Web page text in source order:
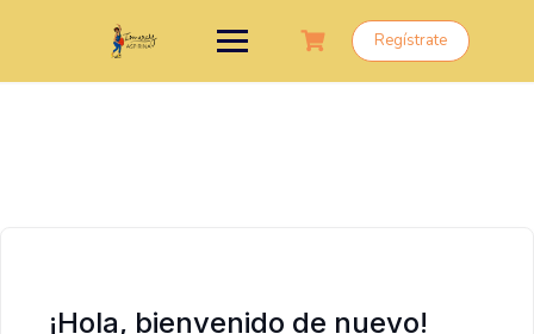
Regístrate
¡Hola, bienvenido de nuevo!